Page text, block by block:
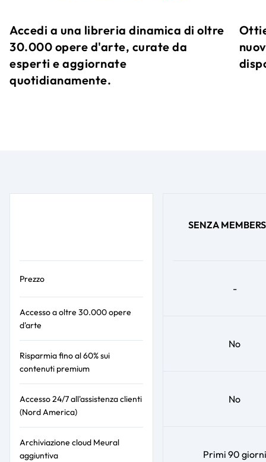
Accedi a una libreria dinamica di oltre
30.000 opere d'arte, curate da
esperti e aggiornate
quotidianamente.
Prezzo
Accesso a oltre 30.000 opere
d'arte
Risparmia fino al 60% sui
contenuti premium
Accesso 24/7 all'assistenza clienti
(Nord America)
Archiviazione cloud Meural
aggiuntiva
SENZA
-
No
No
Primi 90 giorni